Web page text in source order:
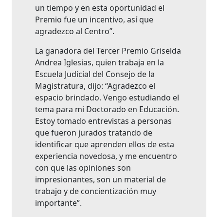
un tiempo y en esta oportunidad el
Premio fue un incentivo, así que
agradezco al Centro”.
La ganadora del Tercer Premio Griselda
Andrea Iglesias, quien trabaja en la
Escuela Judicial del Consejo de la
Magistratura, dijo: “Agradezco el
espacio brindado. Vengo estudiando el
tema para mi Doctorado en Educación.
Estoy tomado entrevistas a personas
que fueron jurados tratando de
identificar que aprenden ellos de esta
experiencia novedosa, y me encuentro
con que las opiniones son
impresionantes, son un material de
trabajo y de concientización muy
importante”.